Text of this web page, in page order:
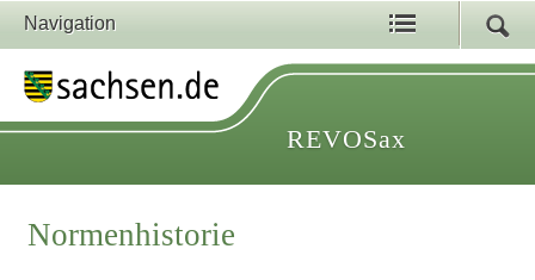
Navigation
REVOSax
Normenhistorie